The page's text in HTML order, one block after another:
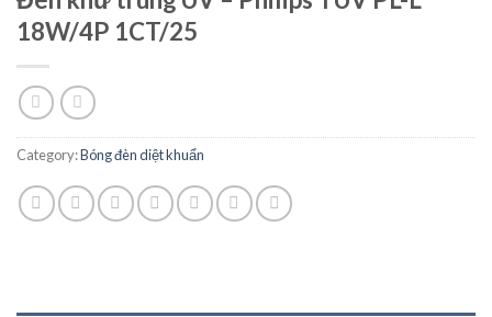
Add to
18W/4P 1CT/25
Category:Bóng đèn diệt khuẩn